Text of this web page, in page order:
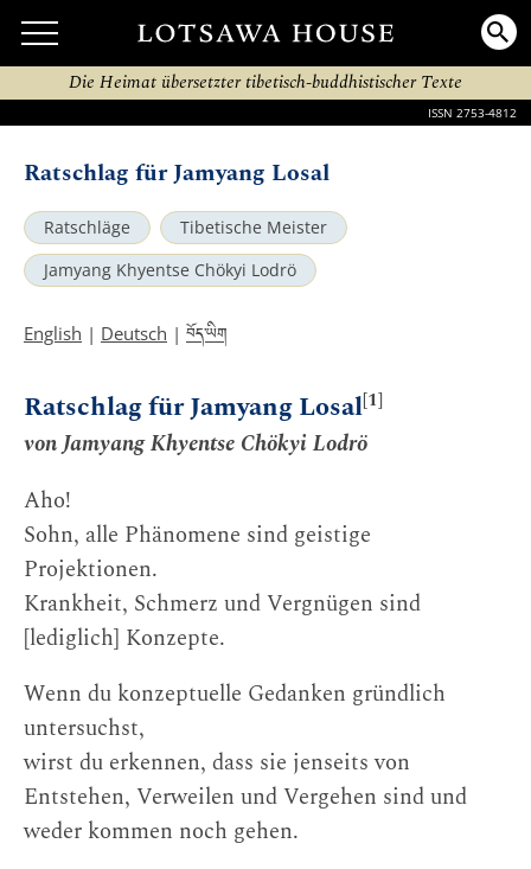
Die Heimat übersetzter tibetisch-buddhistischer Texte
ISSN 2753-4812
Ratschlag für Jamyang Losal
Ratschläge
Tibetische Meister
Jamyang Khyentse Chökyi Lodrö
English | Deutsch | བོད་ཡིག
Ratschlag für Jamyang Losal[1]
von Jamyang Khyentse Chökyi Lodrö
Aho!
Sohn, alle Phänomene sind geistige
Projektionen.
Krankheit, Schmerz und Vergnügen sind
[lediglich] Konzepte.
Wenn du konzeptuelle Gedanken gründlich
untersuchst,
wirst du erkennen, dass sie jenseits von
Entstehen, Verweilen und Vergehen sind und
weder kommen noch gehen.